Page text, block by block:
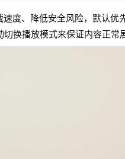
度、降低安全风险，默认
换播放模式来保证内容正常